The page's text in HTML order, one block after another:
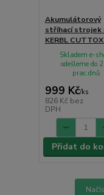
Akumulátorový
stříhací strojek
KERBL
999 Kč/ks
826 Kč bez
DPH
Skladem e-
odešleme do
prac.dnů
Přidat do